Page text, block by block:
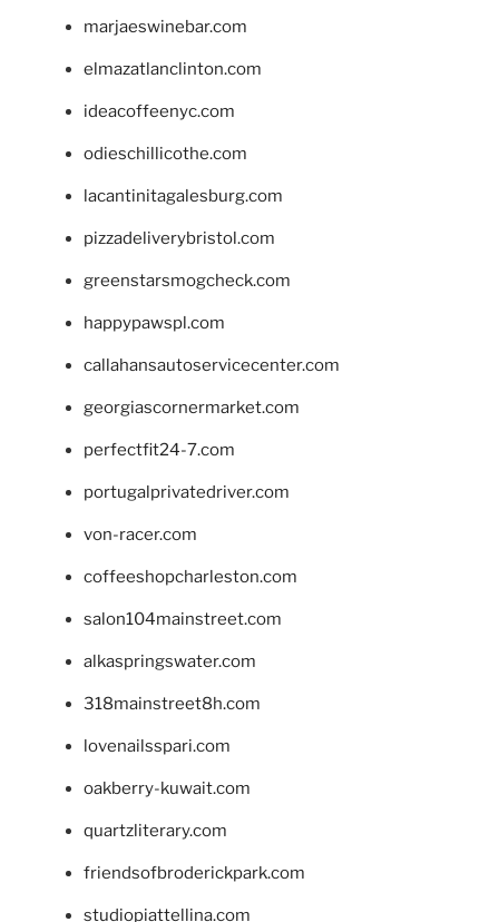
marjaeswinebar.com
elmazatlanclinton.com
ideacoffeenyc.com
odieschillicothe.com
lacantinitagalesburg.com
pizzadeliverybristol.com
greenstarsmogcheck.com
happypawspl.com
callahansautoservicecenter.com
georgiascornermarket.com
perfectfit24-7.com
portugalprivatedriver.com
von-racer.com
coffeeshopcharleston.com
salon104mainstreet.com
alkaspringswater.com
318mainstreet8h.com
lovenailsspari.com
oakberry-kuwait.com
quartzliterary.com
friendsofbroderickpark.com
studiopiattellina.com